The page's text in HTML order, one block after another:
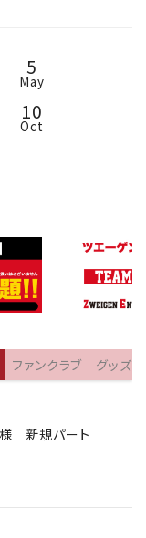
5
May
10
Oct
ファンクラブ グッズ
様 新規パート